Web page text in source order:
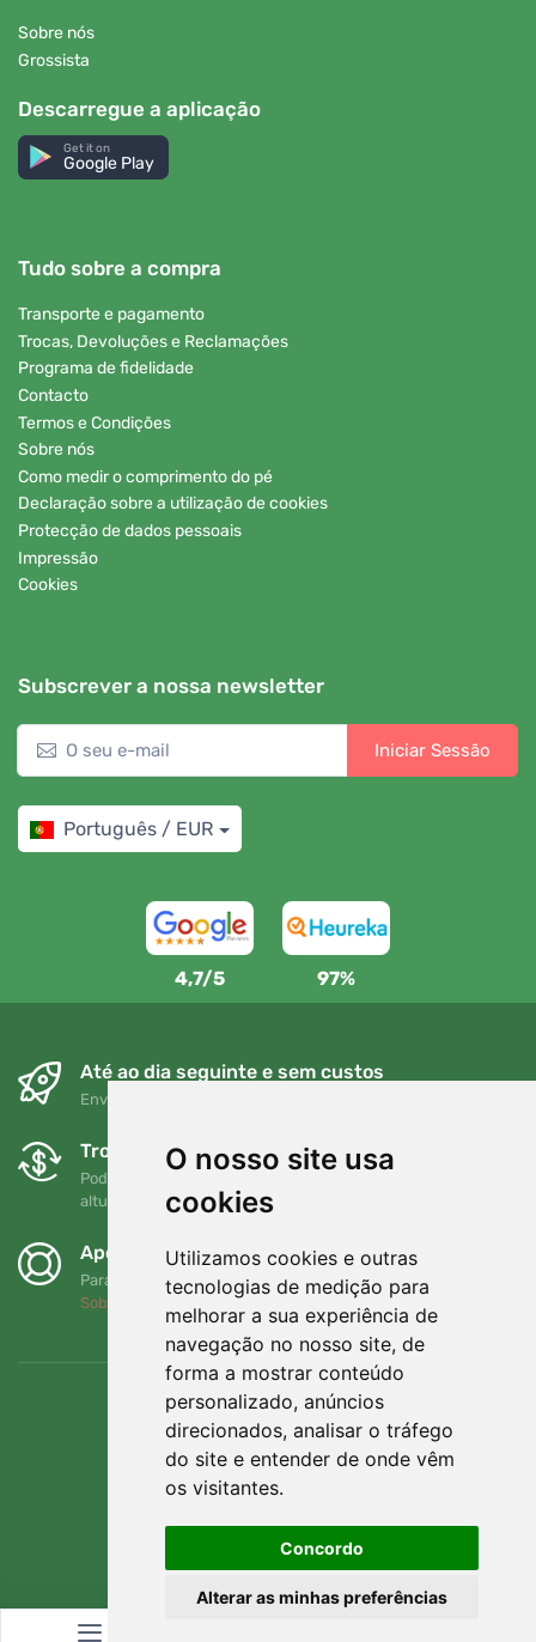
O nosso site usa
cookies
Utilizamos cookies e outras
tecnologias de medição para
melhorar a sua experiência de
navegação no nosso site, de
forma a mostrar conteúdo
personalizado, anúncios
direcionados, analisar o tráfego
do site e entender de onde vêm
os visitantes.
Concordo
Alterar as minhas preferências
Sobre nós
Grossista
Descarregue a aplicação
Get it on
Google Play
Tudo sobre a compra
Transporte e pagamento
Trocas, Devoluções e Reclamações
Programa de fidelidade
Contacto
Termos e Condições
Sobre nós
Como medir o comprimento do pé
Declaração sobre a utilização de cookies
Protecção de dados pessoais
Impressão
Cookies
Subscrever a nossa newsletter
Iniciar Sessão
Português / EUR
4,7/5 97%
Até ao dia seguinte e sem custos
Envio gratuito para encomendas superiores a 80 EUR
Trocas e devoluções gratuitas
Pode devolver ou trocar a sua encomenda em qualquer
altura no prazo de 90 dias
Apoiamos a Trees.org
Para cada encomenda plantamos uma árvore! Leia mais
Sobre nós